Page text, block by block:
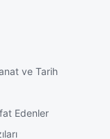
ve Tarih
Edenler